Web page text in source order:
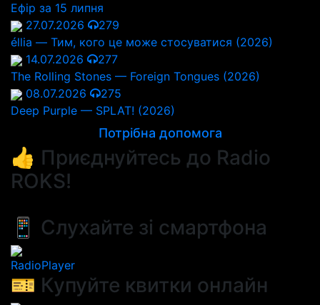
Ефір за 15 липня
27.07.2026
279
éllia — Тим, кого це може стосуватися (2026)
14.07.2026
277
The Rolling Stones — Foreign Tongues (2026)
08.07.2026
275
Deep Purple — SPLAT! (2026)
Потрібна допомога
👍 Приєднуйтесь до Radio
ROKS!
📱 Слухайте зі смартфона
RadioPlayer
🎫 Купуйте квитки онлайн